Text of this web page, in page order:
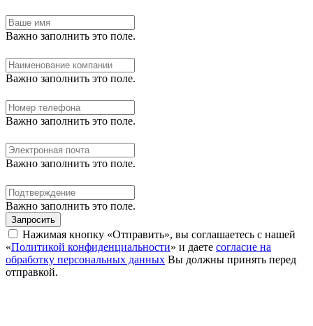
Важно заполнить это поле.
Важно заполнить это поле.
Важно заполнить это поле.
Важно заполнить это поле.
Важно заполнить это поле.
Запросить
Нажимая кнопку «Отправить», вы соглашаетесь с нашей
«Политикой конфиденциальности» и даете согласие на
обработку персональных данных Вы должны принять перед
отправкой.